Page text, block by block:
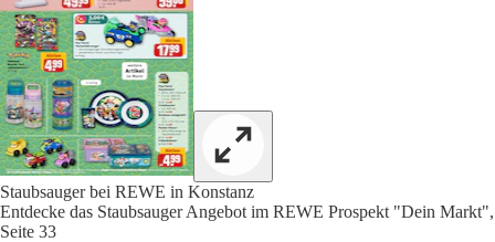
Staubsauger bei REWE in Konstanz
Entdecke das Staubsauger Angebot im REWE Prospekt "Dein Markt",
Seite 33